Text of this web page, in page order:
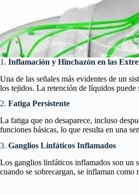
1. Inflamación y Hinchazón en las
Una de las señales más evidentes de un
los tejidos. La retención de líquidos puede
2. Fatiga Persistente
La fatiga que no desaparece, incluso
funciones básicas, lo que resulta en una
3. Ganglios Linfáticos Inflamados
Los ganglios linfáticos inflamados son un
cuando se sobrecargan, se inflaman como